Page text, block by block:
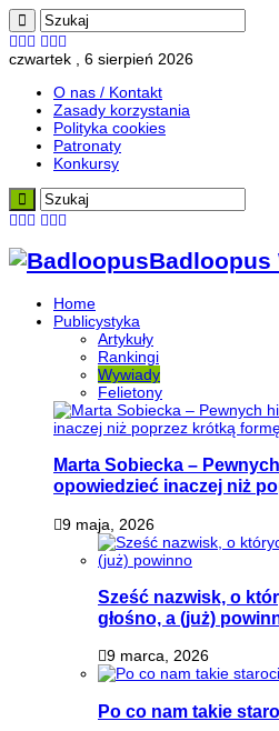
czwartek , 6 sierpień 2026
O nas / Kontakt
Zasady korzystania
Polityka cookies
Patronaty
Konkursy
Home
Publicystyka
Artykuły
Rankingi
Wywiady
Felietony
Marta Sobiecka –
opowiedzieć inaczej niż
9 maja, 2026
Sześć nazwisk, o
głośno, a (już)
9 marca, 2026
Po co nam takie